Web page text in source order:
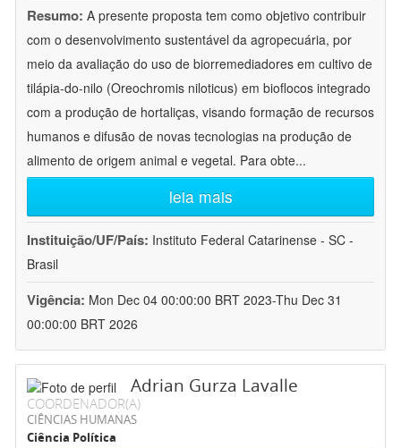
Resumo: A presente proposta tem como objetivo contribuir
com o desenvolvimento sustentável da agropecuária, por
meio da avaliação do uso de biorremediadores em cultivo de
tilápia-do-nilo (Oreochromis niloticus) em bioflocos integrado
com a produção de hortaliças, visando formação de recursos
humanos e difusão de novas tecnologias na produção de
alimento de origem animal e vegetal. Para obte...
leia mais
Instituição/UF/País: Instituto Federal Catarinense - SC -
Brasil
Vigência: Mon Dec 04 00:00:00 BRT 2023-Thu Dec 31
00:00:00 BRT 2026
Adrian Gurza Lavalle
COORDENADOR(A)
CIÊNCIAS HUMANAS
Ciência Política